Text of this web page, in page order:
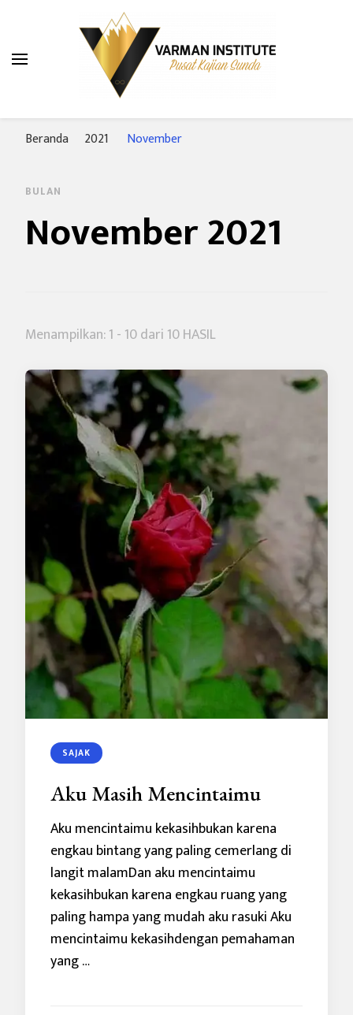
Varman Institute
Pusat Kajian Sunda
Beranda 2021 November
BULAN
November 2021
Menampilkan: 1 - 10 dari 10 HASIL
SAJAK
Aku Masih Mencintaimu
Aku mencintaimu kekasihbukan karena
engkau bintang yang paling cemerlang di
langit malamDan aku mencintaimu
kekasihbukan karena engkau ruang yang
paling hampa yang mudah aku rasuki Aku
mencintaimu kekasihdengan pemahaman
yang …